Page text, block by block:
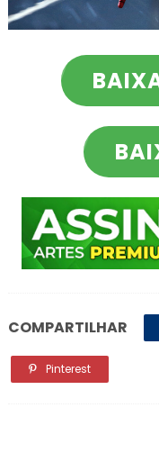
COMPARTILHAR
Pinterest